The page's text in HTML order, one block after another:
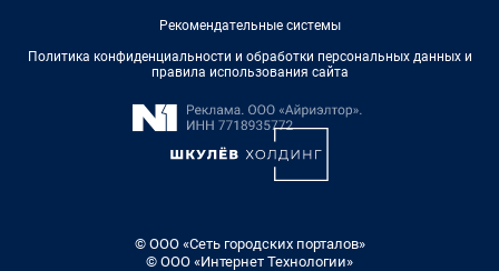
Рекомендательные системы
Политика конфиденциальности и обработки персональных данных и
правила использования сайта
© ООО «Сеть городских порталов»
© ООО «Интернет Технологии»